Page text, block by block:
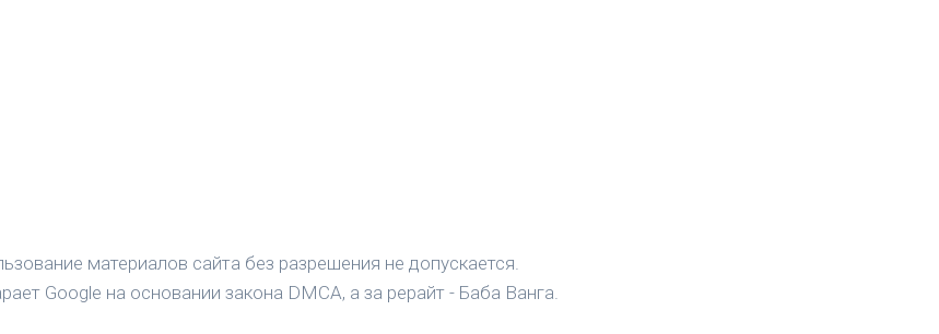
материалов сайта без разрешения не допускается.
Google на основании закона DMCA, а за рерайт - Баба Ванга.